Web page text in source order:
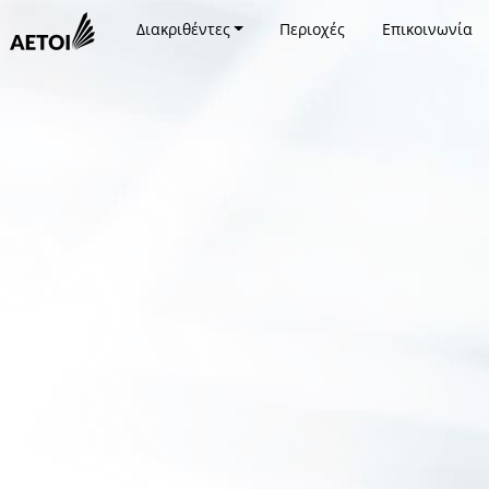
Διακριθέντες Περιοχές Επικοινωνία